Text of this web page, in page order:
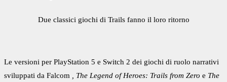
Due classici giochi di Trails fanno il loro ritorno
Le versioni per PlayStation 5 e Switch 2 dei giochi di ruolo narrativi
sviluppati da Falcom , The Legend of Heroes: Trails from Zero e The